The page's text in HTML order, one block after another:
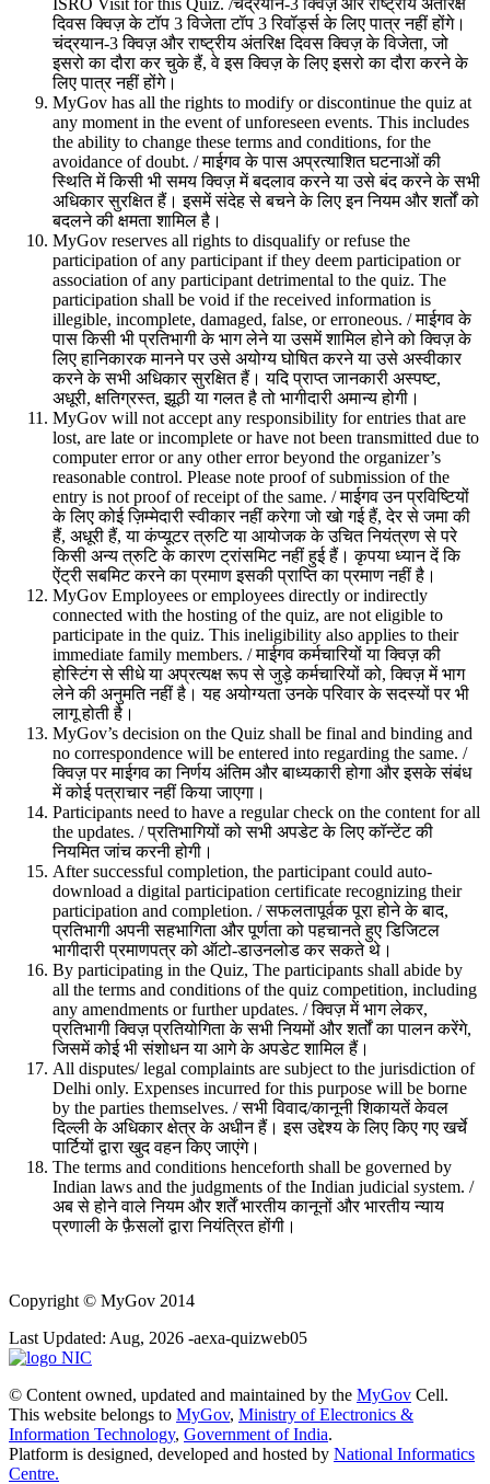
दिवस क्विज़ के टॉप 3 विजेता टॉप 3 रिवॉर्ड्स के लिए पात्र नहीं होंगे।
चंद्रयान-3 क्विज़ और राष्ट्रीय अंतरिक्ष दिवस क्विज़ के विजेता, जो
इसरो का दौरा कर चुके हैं, वे इस क्विज़ के लिए इसरो का दौरा करने के
लिए पात्र नहीं होंगे।
MyGov has all the rights to modify or discontinue the quiz at
any moment in the event of unforeseen events. This includes
the ability to change these terms and conditions, for the
avoidance of doubt. / माईगव के पास अप्रत्याशित घटनाओं की
स्थिति में किसी भी समय क्विज़ में बदलाव करने या उसे बंद करने के सभी
अधिकार सुरक्षित हैं। इसमें संदेह से बचने के लिए इन नियम और शर्तों को
बदलने की क्षमता शामिल है।
MyGov reserves all rights to disqualify or refuse the
participation of any participant if they deem participation or
association of any participant detrimental to the quiz. The
participation shall be void if the received information is
illegible, incomplete, damaged, false, or erroneous. / माईगव के
पास किसी भी प्रतिभागी के भाग लेने या उसमें शामिल होने को क्विज़ के
लिए हानिकारक मानने पर उसे अयोग्य घोषित करने या उसे अस्वीकार
करने के सभी अधिकार सुरक्षित हैं। यदि प्राप्त जानकारी अस्पष्ट,
अधूरी, क्षतिग्रस्त, झूठी या गलत है तो भागीदारी अमान्य होगी।
MyGov will not accept any responsibility for entries that are
lost, are late or incomplete or have not been transmitted due to
computer error or any other error beyond the organizer’s
reasonable control. Please note proof of submission of the
entry is not proof of receipt of the same. / माईगव उन प्रविष्टियों
के लिए कोई ज़िम्मेदारी स्वीकार नहीं करेगा जो खो गई हैं, देर से जमा की
हैं, अधूरी हैं, या कंप्यूटर त्रुटि या आयोजक के उचित नियंत्रण से परे
किसी अन्य त्रुटि के कारण ट्रांसमिट नहीं हुई हैं। कृपया ध्यान दें कि
ऐंट्री सबमिट करने का प्रमाण इसकी प्राप्ति का प्रमाण नहीं है।
MyGov Employees or employees directly or indirectly
connected with the hosting of the quiz, are not eligible to
participate in the quiz. This ineligibility also applies to their
immediate family members. / माईगव कर्मचारियों या क्विज़ की
होस्टिंग से सीधे या अप्रत्यक्ष रूप से जुड़े कर्मचारियों को, क्विज़ में भाग
लेने की अनुमति नहीं है। यह अयोग्यता उनके परिवार के सदस्यों पर भी
लागू होती है।
MyGov’s decision on the Quiz shall be final and binding and
no correspondence will be entered into regarding the same. /
क्विज़ पर माईगव का निर्णय अंतिम और बाध्यकारी होगा और इसके संबंध
में कोई पत्राचार नहीं किया जाएगा।
Participants need to have a regular check on the content for all
the updates. / प्रतिभागियों को सभी अपडेट के लिए कॉन्टेंट की
नियमित जांच करनी होगी।
After successful completion, the participant could auto-
download a digital participation certificate recognizing their
participation and completion. / सफलतापूर्वक पूरा होने के बाद,
प्रतिभागी अपनी सहभागिता और पूर्णता को पहचानते हुए डिजिटल
भागीदारी प्रमाणपत्र को ऑटो-डाउनलोड कर सकते थे।
By participating in the Quiz, The participants shall abide by
all the terms and conditions of the quiz competition, including
any amendments or further updates. / क्विज़ में भाग लेकर,
प्रतिभागी क्विज़ प्रतियोगिता के सभी नियमों और शर्तों का पालन करेंगे,
जिसमें कोई भी संशोधन या आगे के अपडेट शामिल हैं।
All disputes/ legal complaints are subject to the jurisdiction of
Delhi only. Expenses incurred for this purpose will be borne
by the parties themselves. / सभी विवाद/कानूनी शिकायतें केवल
दिल्ली के अधिकार क्षेत्र के अधीन हैं। इस उद्देश्य के लिए किए गए खर्चे
पार्टियों द्वारा खुद वहन किए जाएंगे।
The terms and conditions henceforth shall be governed by
Indian laws and the judgments of the Indian judicial system. /
अब से होने वाले नियम और शर्तें भारतीय कानूनों और भारतीय न्याय
प्रणाली के फ़ैसलों द्वारा नियंत्रित होंगी।
Copyright © MyGov 2014
Last Updated: Aug, 2026 -aexa-quizweb05
© Content owned, updated and maintained by the MyGov Cell.
This website belongs to MyGov, Ministry of Electronics &
Information Technology, Government of India.
Platform is designed, developed and hosted by National Informatics
Centre.